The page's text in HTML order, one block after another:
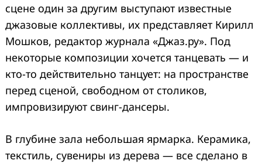
сцене один за другим выступают известные
джазовые коллективы, их представляет Кирилл
Мошков, редактор журнала «Джаз.ру». Под
некоторые композиции хочется танцевать — и
кто-то действительно танцует: на пространстве
перед сценой, свободном от столиков,
импровизируют свинг-дансеры.
В глубине зала небольшая ярмарка. Керамика,
текстиль, сувениры из дерева — все сделано в